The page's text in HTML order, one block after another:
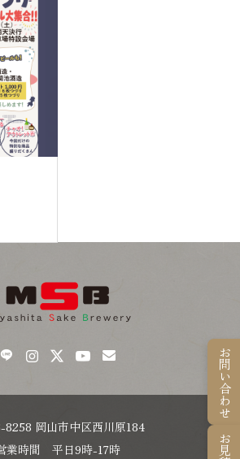
8258 岡山市中区西川原184
業時間 平日9時-17時
お問い合わせ